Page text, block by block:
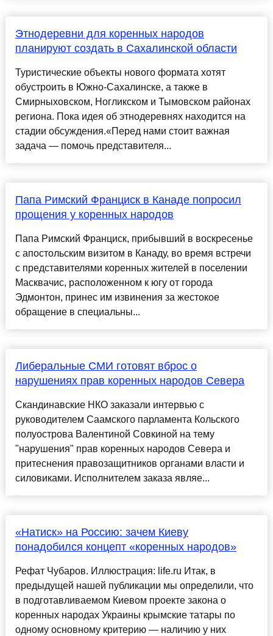
Этнодеревни для коренных народов
планируют создать в Сахалинской области
Туристические объекты нового формата хотят
обустроить в Южно-Сахалинске, а также в
Смирныховском, Ногликском и Тымовском районах
региона. Пока идея об этнодеревнях находится на
стадии обсуждения.«Перед нами стоит важная
задача — помочь представителя...
Папа Римский Франциск в Канаде попросил
прощения у коренных народов
Папа Римский Франциск, прибывший в воскресенье
с апостольским визитом в Канаду, во время встречи
с представителями коренных жителей в поселении
Масквачис, расположенном к югу от города
Эдмонтон, принес им извинения за жестокое
обращение в специальны...
Либеральные СМИ готовят вброс о
нарушениях прав коренных народов Севера
Скандинавские НКО заказали интервью с
руководителем Саамского парламента Кольского
полуострова Валентиной Совкиной на тему
"нарушения" прав коренных народов Севера и
притеснения правозащитников органами власти и
силовиками. Исполнителем заказа являе...
«Натиск» на Россию: зачем Киеву
понадобился концепт «коренных народов»
Рефат Чубаров. Иллюстрация: life.ru Итак, в
предыдущей нашей публикации мы определили, что
в подготавливаемом Киевом проекте закона о
коренных народах Украины крымские татары по
одному основному критерию — наличию у них